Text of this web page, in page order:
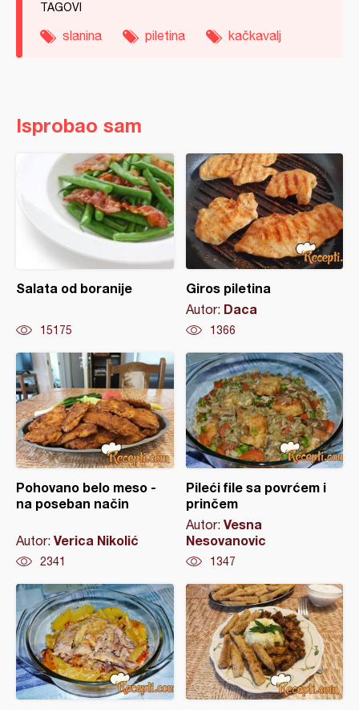
TAGOVI
slanina piletina kačkavalj
Isprobao sam
Salata od boranije
15175
Giros piletina
Autor: Daca
1366
Pohovano belo meso -
na poseban način
Autor: Verica Nikolić
2341
Pileći file sa povrćem i
prinčem
Autor: Vesna
Nesovanovic
1347